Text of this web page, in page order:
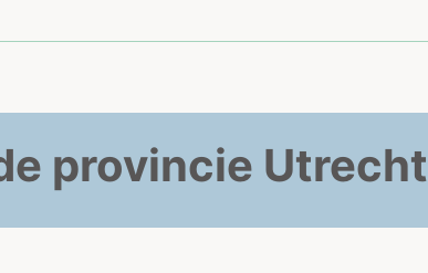
provincie Utrecht